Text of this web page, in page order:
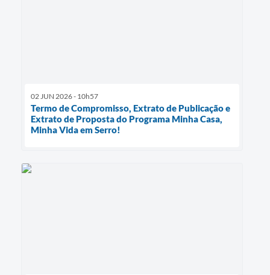
02 JUN 2026 - 10h57
Termo de Compromisso, Extrato de Publicação e
Extrato de Proposta do Programa Minha Casa,
Minha Vida em Serro!